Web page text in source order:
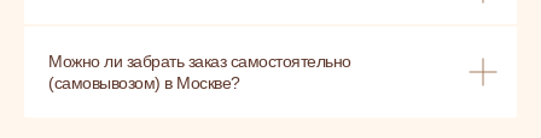
Можно ли забрать заказ самостоятельно
(самовывозом) в Москве?